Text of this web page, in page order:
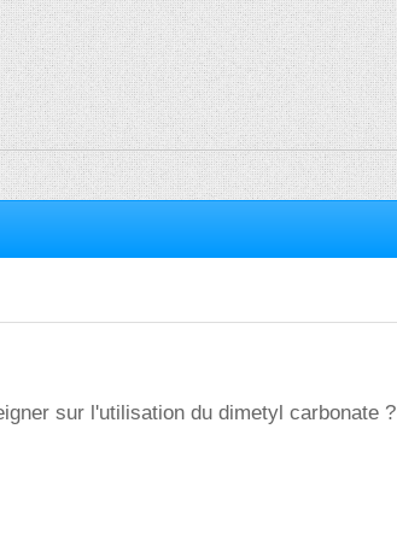
sur l'utilisation du dimetyl carbonate ?